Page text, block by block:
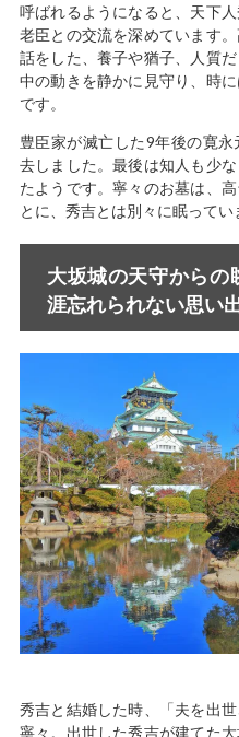
呼ばれるようになると、天下
老臣との交流を深めています
話をした、養子や猶子、人質
中の動きを静かに見守り、時
です。
豊臣家が滅亡した9年後の寛
去しました。最後は知人も少
たようです。寧々のお墓は、
とに、秀吉とは別々に眠ってい
大坂城の天守から
涯忘れられない思い
秀吉と結婚した時、「夫を出
寧々。出世した秀吉が建てた